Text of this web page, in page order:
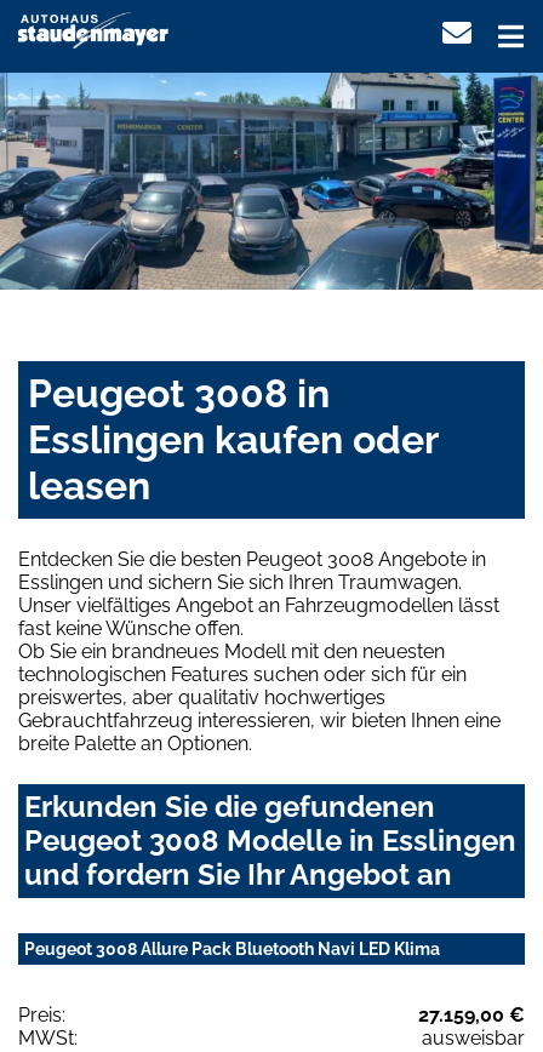
Peugeot 3008 in
Esslingen kaufen oder
leasen
Entdecken Sie die besten Peugeot 3008 Angebote in
Esslingen und sichern Sie sich Ihren Traumwagen.
Unser vielfältiges Angebot an Fahrzeugmodellen lässt
fast keine Wünsche offen.
Ob Sie ein brandneues Modell mit den neuesten
technologischen Features suchen oder sich für ein
preiswertes, aber qualitativ hochwertiges
Gebrauchtfahrzeug interessieren, wir bieten Ihnen eine
breite Palette an Optionen.
Erkunden Sie die gefundenen
Peugeot 3008 Modelle in Esslingen
und fordern Sie Ihr Angebot an
Peugeot 3008 Allure Pack Bluetooth Navi LED Klima
Preis:
27.159,00 €
MWSt:
ausweisbar